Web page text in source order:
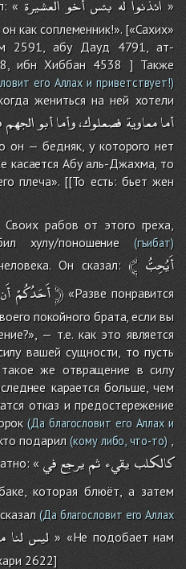
«
»
как соплеменник!». [«Сахих»
2591, абу Дауд 4791, ат-
ибн Хиббан 4538 ] Также
его Аллах и приветствует!)
жениться на ней хотели
أمامعاويةفصعلوك،وأماأبوالجهم
он — бедняк, у которого нет
касается Абу аль-Джахма, то
плеча». [[То есть: бьет жен
рабов от этого греха,
хулу/поношение (гъибат)
Он сказал:﴾ أَيُحِبُّ
أَحَدُكُمْأَن ﴿«Разве понравится
покойного брата, если вы
— т.е. как это является
вашей сущности, то пусть
же отвращение в силу
карается больше, чем
отказ и предостережение
(Да благословит его Аллах и
подарил(кому либо, что-то),
« كالكلبيقيءثميرجعفي
которая блюёт, а затем
(Да благословит его Аллах
ليس لنا
» «Не подобает нам
2622]